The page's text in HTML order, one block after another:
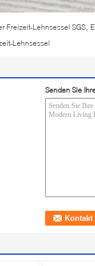
Freizeit-Lehnsessel SGS
Lehnsessel
Senden Sie